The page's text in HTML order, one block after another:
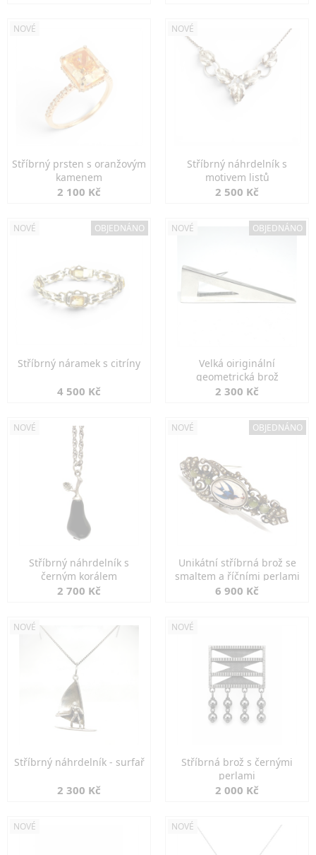
NOVÉ
Stříbrný prsten s oranžovým
kamenem
2 100 Kč
NOVÉ
Stříbrný náhrdelník s
motivem listů
2 500 Kč
NOVÉ OBJEDNÁNO
Stříbrný náramek s citríny
4 500 Kč
NOVÉ OBJEDNÁNO
Velká oiriginální
geometrická brož
2 300 Kč
NOVÉ
Stříbrný náhrdelník s
černým korálem
2 700 Kč
NOVÉ OBJEDNÁNO
Unikátní stříbrná brož se
smaltem a říčními perlami
6 900 Kč
NOVÉ
Stříbrný náhrdelník - surfař
2 300 Kč
NOVÉ
Stříbrná brož s černými
perlami
2 000 Kč
NOVÉ NOVÉ